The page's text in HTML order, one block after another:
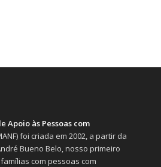
Apoio às Pessoas com
foi criada em 2002, a partir da
Bueno Belo, nosso primeiro
com pessoas com